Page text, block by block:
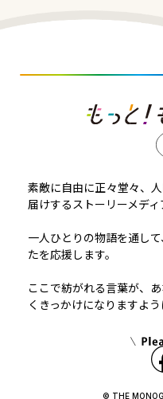
素敵に自由に正々堂々、
届けするストーリーメディ
一人ひとりの物語を通し
たを応援します。
ここで紡がれる言葉が、
くきっかけになりますよう
© THE